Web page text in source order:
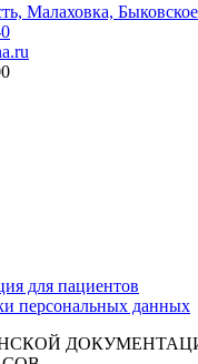
Малаховка,
для пациентов
персональных данных